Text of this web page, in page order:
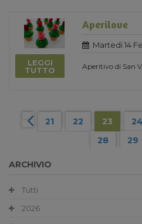
LEGGI
TUTTO
Aperilove
Martedi 14
Aperitivo di San
21 22 23 24
28
29
ARCHIVIO
Tutti
2026